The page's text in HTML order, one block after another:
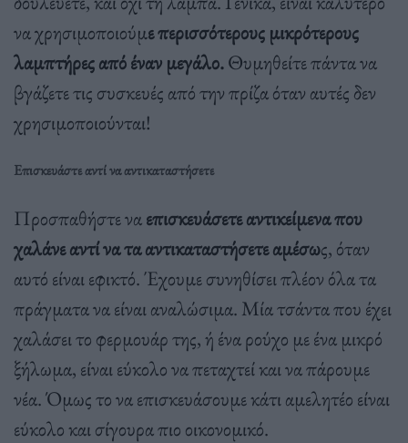
να χρησιμοποιούμε περισσότερους μικρότερους
λαμπτήρες από έναν μεγάλο.Θυμηθείτε πάντα να
βγάζετε τις συσκευές από την πρίζα όταν αυτές δεν
χρησιμοποιούνται!
Επισκευάστε αντί να αντικαταστήσετε
Προσπαθήστε ναεπισκευάσετε αντικείμενα που
χαλάνε αντί να τα αντικαταστήσετε αμέσως, όταν
αυτό είναι εφικτό. Έχουμε συνηθίσει πλέον όλα τα
πράγματα να είναι αναλώσιμα. Μία τσάντα που έχει
χαλάσει το φερμουάρ της, ή ένα ρούχο με ένα μικρό
ξήλωμα, είναι εύκολο να πεταχτεί και να πάρουμε
νέα. Όμως το να επισκευάσουμε κάτι αμελητέο είναι
εύκολο και σίγουρα πιο οικονομικό.